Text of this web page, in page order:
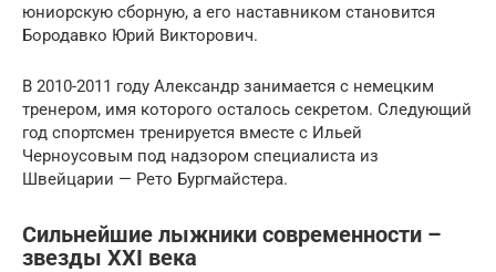
юниорскую сборную, а его наставником становится
Бородавко Юрий Викторович.
В 2010-2011 году Александр занимается с немецким
тренером, имя которого осталось секретом. Следующий
год спортсмен тренируется вместе с Ильей
Черноусовым под надзором специалиста из
Швейцарии — Рето Бургмайстера.
Сильнейшие лыжники современности –
звезды XXI века